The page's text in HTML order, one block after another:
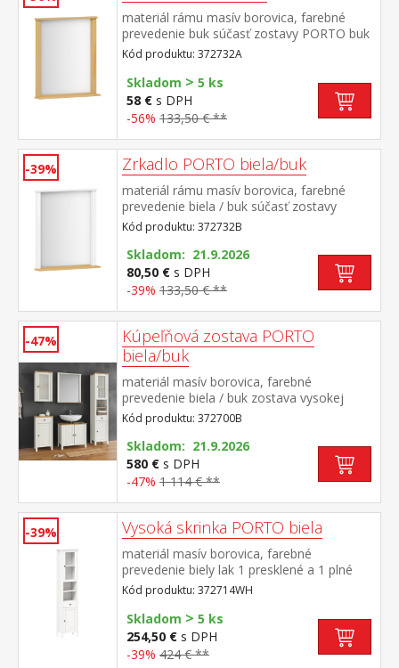
materiál rámu masív borovica, farebné
prevedenie buk súčasť zostavy PORTO buk
Kód produktu: 372732A
Skladom > 5 ks
58 € s DPH
-56% 133,50 € **
-39% Zrkadlo PORTO biela/buk
materiál rámu masív borovica, farebné
prevedenie biela / buk súčasť zostavy
PORTO biela/buk
Kód produktu: 372732B
Skladom: 21.9.2026
80,50 € s DPH
-39% 133,50 € **
-47%
Kúpeľňová zostava PORTO
biela/buk
materiál masív borovica, farebné
prevedenie biela / buk zostava vysokej
skrinky 372714B, závesnej skrinky 372724B,
skrinky 372725B, skrinky pod umývadlo
372729B a zrkadla 372732B rozmer
vysokej skrinky (š/h/v) 42 × 30 × 190
cm rozmer závesnej skrinky (š/h/v) 42 × 25
cm rozmer skrinky pod umývadlo (š/h/v) 60
× 35 × 67 cm rozmer zrkadla (š/h/v) 67 × 12
× 78 cm
Kód produktu: 372700B
Skladom: 21.9.2026
580 € s DPH
-47% 1 114 € **
-39% Vysoká skrinka PORTO biela
materiál masív borovica, farebné
prevedenie biely lak 1 presklené a 1 plné
dvierka, za každými 1 polica 2 niky, 1
zásuvka s kovovými pojazdmi maximálne
nosnosti uvedené v návode na montáž
súčasť zostavy PORTO biela
Kód produktu: 372714WH
Skladom > 5 ks
254,50 € s DPH
-39% 424 € **